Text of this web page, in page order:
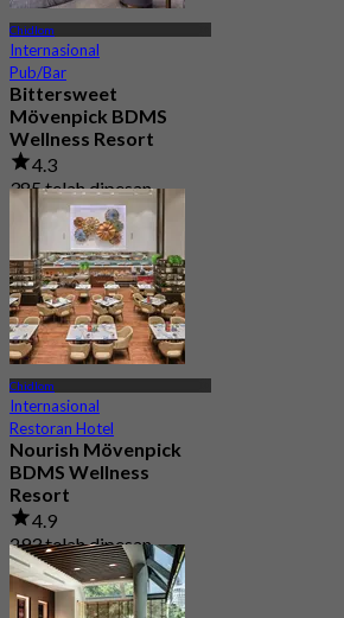
Chidlom
Internasional
Pub/Bar
Bittersweet
Mövenpick BDMS
Wellness Resort
4.3
385 telah dipesan
Dari฿ 600
Chidlom
Internasional
Restoran Hotel
Nourish Mövenpick
BDMS Wellness
Resort
4.9
293 telah dipesan
Dari฿ 600